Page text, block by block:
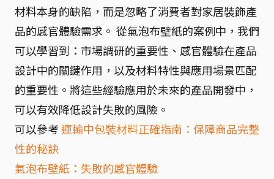
材料本身的缺陷，而是忽略了消費者對家居裝飾產
品的感官體驗需求。 從氣泡布壁紙的案例中，我們
可以學習到：市場調研的重要性、感官體驗在產品
設計中的關鍵作用，以及材料特性與應用場景匹配
的重要性。將這些經驗應用於未來的產品開發中，
可以有效降低設計失敗的風險。
可以參考 運輸中包裝材料正確指南：保障商品完整
性的秘訣
氣泡布壁紙：失敗的感官體驗